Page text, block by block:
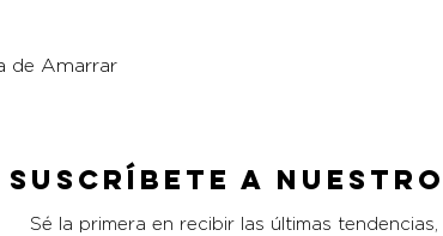
de Amarrar
Suscríbete a
Sé la primera en recibir las últimas